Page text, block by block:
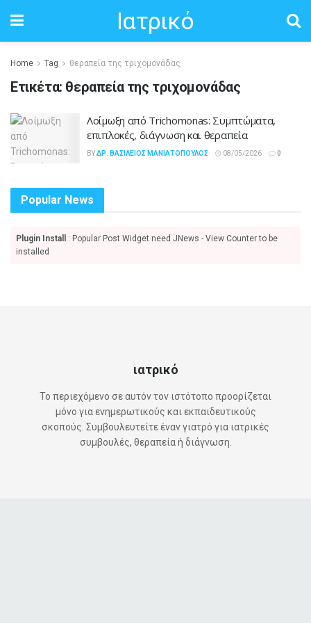
Ιατρικό
Home Tag θεραπεία της τριχομονάδας
Ετικέτα: θεραπεία της τριχομονάδας
Λοίμωξη από Trichomonas: Συμπτώματα,
επιπλοκές, διάγνωση και θεραπεία
BYΔΡ. ΒΑΣΊΛΕΙΟΣ ΜΑΝΙΑΤΌΠΟΥΛΟΣ 08/05/2026 0
Popular News
Plugin Install
: Popular Post Widget need JNews - View Counter to be
installed
ιατρικό
Το περιεχόμενο σε αυτόν τον ιστότοπο προορίζεται
μόνο για ενημερωτικούς και εκπαιδευτικούς
σκοπούς. Συμβουλευτείτε έναν γιατρό για ιατρικές
συμβουλές, θεραπεία ή διάγνωση.